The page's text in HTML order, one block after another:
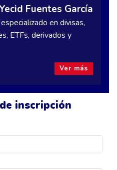
inscripción
Fuentes García
en divisas,
ETFs, derivados y
Ver más